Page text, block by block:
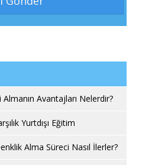
Avantajları Nelerdir?
Yurtdışı Eğitim
Alma Süreci Nasıl İlerler?